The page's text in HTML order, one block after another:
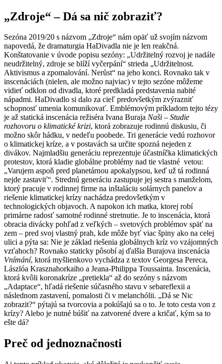
„Zdroje“ – Dá sa nič zobraziť?
Sezóna 2019/20 s názvom „Zdroje“ nám opäť už svojím názvom
napovedá, že dramaturgia HaDivadla nie je len reakčná.
Konštatovanie v úvode popisu sezóny: „Udržitelný rozvoj je nadále
neudržitelný, zdroje se blíží vyčerpání“ strieda „Udržitelnost.
Aktivismus a zpomalování. Nerůst“ na jeho konci. Rovnako tak v
inscenáciách (nielen, ale možno najviac) v tejto sezóne môžeme
vidieť odklon od divadla, ktoré predkladá predstavenia nabité
nápadmi. HaDivadlo si dalo za cieľ predovšetkým zvýrazniť
schopnosť umenia komunikovať. Emblémovým príkladom tejto tézy
je až statická inscenácia režiséra Ivana Buraja Naši – Studie
rozhovoru o klimatické krizi, ktorá zobrazuje rodinnú diskusiu, či
možno skôr hádku, v nedeľu poobede. Tri generácie vedú rozhovor
o klimatickej kríze, a v postavách sa určite spozná nejeden z
divákov. Najmladšiu generáciu reprezentuje účastníčka klimatických
protestov, ktorá kladie globálne problémy nad tie vlastné vetou:
„Varujem aspoň pred planetárnou apokalypsou, keď už tá rodinná
nejde zastaviť“. Strednú generáciu zastupuje jej sestra s manželom,
ktorý pracuje v rodinnej firme na inštaláciu solárnych panelov a
riešenie klimatickej krízy nachádza predovšetkým v
technologických objavoch. A napokon ich matka, ktorej robí
primárne radosť samotné rodinné stretnutie. Je to inscenácia, ktorá
obracia divácky pohľad z veľkých – svetových problémov späť na
zem – pred svoj vlastný prah, kde môže byť viac špiny ako na celej
ulici a pýta sa: Nie je základ riešenia globálnych kríz vo vzájomných
vzťahoch? Rovnako staticky pôsobí aj ďalšia Burajova inscenácia
Vnímání, ktorá myšlienkovo vychádza z textov Georgesa Pereca,
Lászlóa Krasznahorkaiho a Jeana-Philippa Toussainta. Inscenácia,
ktorá kvôli koronakríze „pretiekla“ až do sezóny s názvom
„Adaptace“, hľadá riešenie súčasného stavu v sebareflexii a
následnom zastavení, pomalosti či v melanchólii. „Dá se Nic
zobrazit?“ pýtajú sa tvorcovia a pokúšajú sa o to. Je toto cesta von z
krízy? Alebo je nutné búšiť na zatvorené dvere a kričať, kým sa to
ešte dá?
Preč od jednoznačnosti